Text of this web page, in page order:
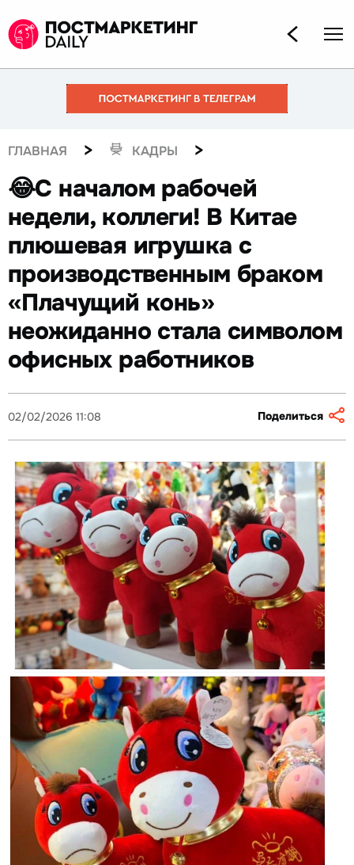
ГЛАВНАЯ > КАДРЫ >
😂С началом рабочей
недели, коллеги! В Китае
плюшевая игрушка с
производственным браком
«Плачущий конь»
неожиданно стала символом
офисных работников
02/02/2026 11:08 Поделиться